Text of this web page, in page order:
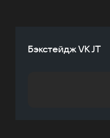
Бэкстейдж VK JT